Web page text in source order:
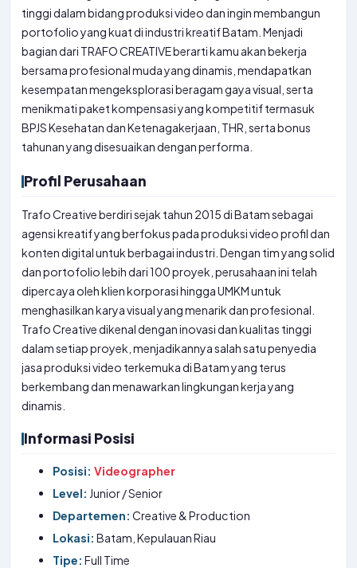
tinggi dalam bidang produksi video dan ingin membangun
portofolio yang kuat di industri kreatif Batam. Menjadi
bagian dari TRAFO CREATIVE berarti kamu akan bekerja
bersama profesional muda yang dinamis, mendapatkan
kesempatan mengeksplorasi beragam gaya visual, serta
menikmati paket kompensasi yang kompetitif termasuk
BPJS Kesehatan dan Ketenagakerjaan, THR, serta bonus
tahunan yang disesuaikan dengan performa.
Profil Perusahaan
Trafo Creative berdiri sejak tahun 2015 di Batam sebagai
agensi kreatif yang berfokus pada produksi video profil dan
konten digital untuk berbagai industri. Dengan tim yang solid
dan portofolio lebih dari 100 proyek, perusahaan ini telah
dipercaya oleh klien korporasi hingga UMKM untuk
menghasilkan karya visual yang menarik dan profesional.
Trafo Creative dikenal dengan inovasi dan kualitas tinggi
dalam setiap proyek, menjadikannya salah satu penyedia
jasa produksi video terkemuka di Batam yang terus
berkembang dan menawarkan lingkungan kerja yang
dinamis.
Informasi Posisi
Posisi:Videographer
Level: Junior / Senior
Departemen: Creative & Production
Lokasi: Batam, Kepulauan Riau
Tipe: Full Time